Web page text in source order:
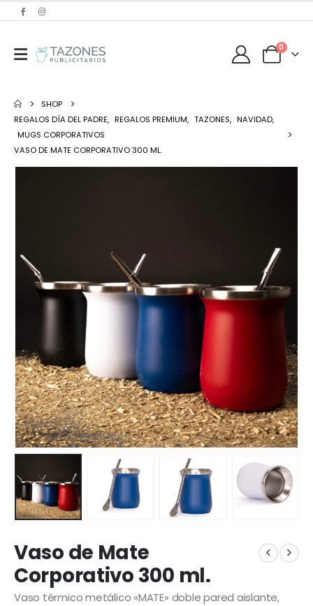
0
SHOP
REGALOS DÍA DEL PADRE, REGALOS PREMIUM, TAZONES, NAVIDAD,
MUGS CORPORATIVOS
VASO DE MATE CORPORATIVO 300 ML.
Vaso de Mate
Corporativo 300 ml.
Vaso térmico metálico «MATE» doble pared aislante,